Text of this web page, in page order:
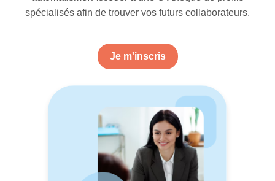
spécialisés afin de trouver vos futurs collaborateurs.
Je m'inscris